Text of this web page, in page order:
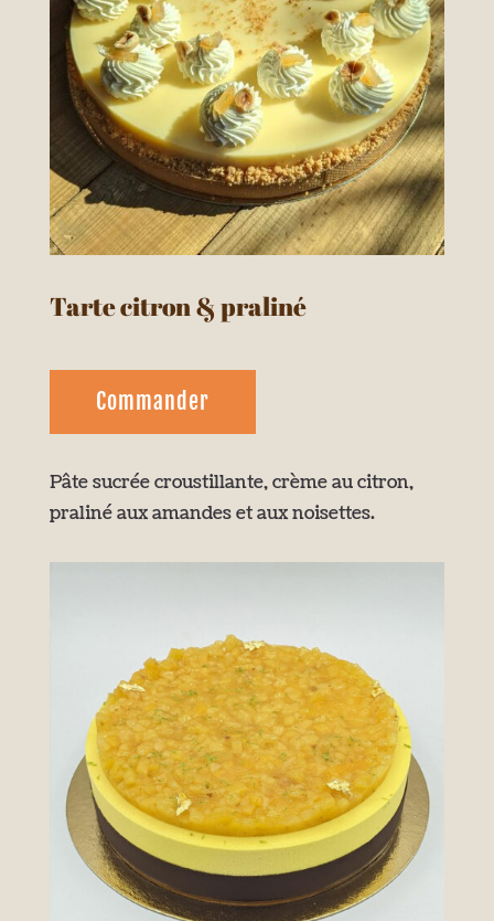
Tarte citron & praliné
Commander
Pâte sucrée croustillante, crème au citron,
praliné aux amandes et aux noisettes.